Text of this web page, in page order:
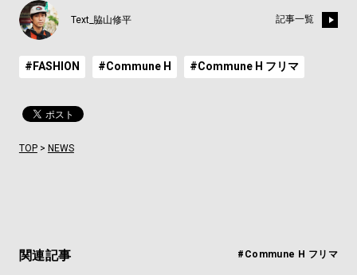
Text_脇山修平 記事一覧
#FASHION #Commune H #Commune H フリマ
TOP> NEWS
関連記事 #Commune H フリマ